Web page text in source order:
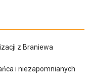
z Braniewa
i niezapomnianych